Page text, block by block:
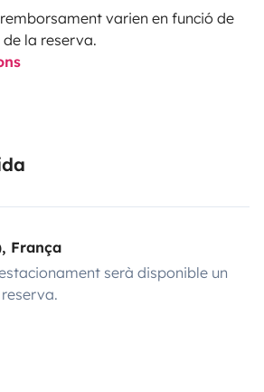
varien en funció de
de la reserva.
França
serà disponible un